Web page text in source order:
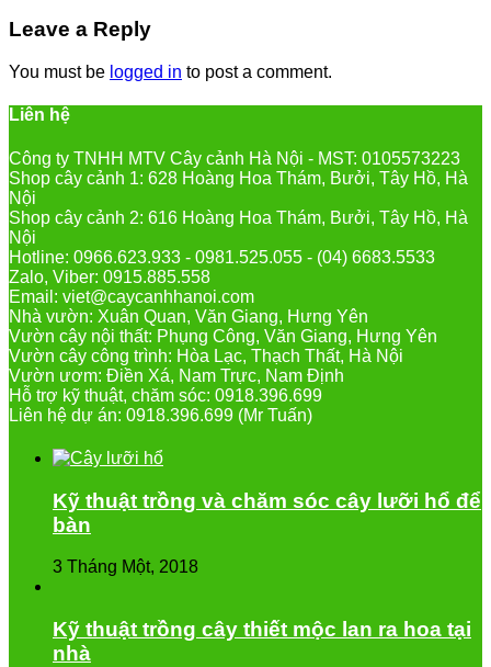
Leave a Reply
You must be logged in to post a comment.
Liên hệ
Công ty TNHH MTV Cây cảnh Hà Nội - MST: 0105573223
Shop cây cảnh 1: 628 Hoàng Hoa Thám, Bưởi, Tây Hồ, Hà
Nội
Shop cây cảnh 2: 616 Hoàng Hoa Thám, Bưởi, Tây Hồ, Hà
Nội
Hotline: 0966.623.933 - 0981.525.055 - (04) 6683.5533
Zalo, Viber: 0915.885.558
Email: viet@caycanhhanoi.com
Nhà vườn: Xuân Quan, Văn Giang, Hưng Yên
Vườn cây nội thất: Phụng Công, Văn Giang, Hưng Yên
Vườn cây công trình: Hòa Lạc, Thạch Thất, Hà Nội
Vườn ươm: Điền Xá, Nam Trực, Nam Định
Hỗ trợ kỹ thuật, chăm sóc: 0918.396.699
Liên hệ dự án: 0918.396.699 (Mr Tuấn)
Kỹ thuật trồng và chăm sóc cây lưỡi hổ để
bàn
3 Tháng Một, 2018
Kỹ thuật trồng cây thiết mộc lan ra hoa tại
nhà